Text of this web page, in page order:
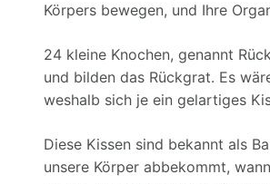
Körpers bewegen, und Ihre
24 kleine Knochen, genannt
und bilden das Rückgrat. Es
weshalb sich je ein gelartiges
Diese Kissen sind bekannt als
unsere Körper abbekommt,